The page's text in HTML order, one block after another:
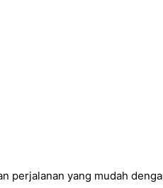
perjalanan yang mudah